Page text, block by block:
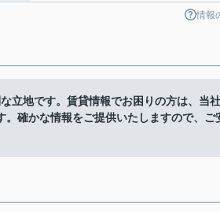
情報
立地です。賃貸情報でお困りの方は、当社
確かな情報をご提供いたしますので、ご